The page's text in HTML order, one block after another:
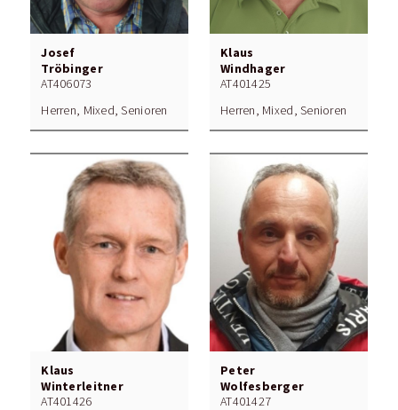
Josef
Tröbinger
AT406073
Herren, Mixed, Senioren
Klaus
Windhager
AT401425
Herren, Mixed, Senioren
Klaus
Winterleitner
AT401426
Peter
Wolfesberger
AT401427